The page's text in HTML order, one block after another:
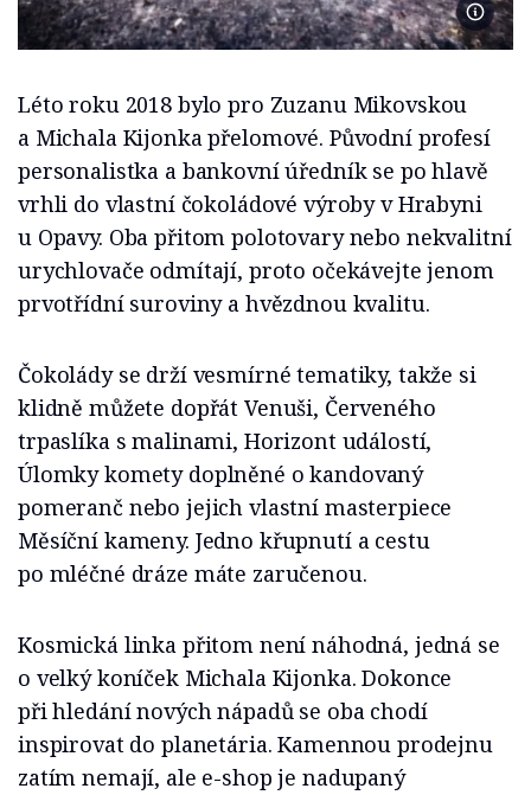
Foto
Léto roku 2018 bylo pro Zuzanu Mikovskou
a Michala Kijonka přelomové. Původní profesí
personalistka a bankovní úředník se po hlavě
vrhli do vlastní čokoládové výroby v Hrabyni
u Opavy. Oba přitom polotovary nebo nekvalitní
urychlovače odmítají, proto očekávejte jenom
prvotřídní suroviny a hvězdnou kvalitu.
Čokolády se drží vesmírné tematiky, takže si
klidně můžete dopřát Venuši, Červeného
trpaslíka s malinami, Horizont událostí,
Úlomky komety doplněné o kandovaný
pomeranč nebo jejich vlastní masterpiece
Měsíční kameny. Jedno křupnutí a cestu
po mléčné dráze máte zaručenou.
Kosmická linka přitom není náhodná, jedná se
o velký koníček Michala Kijonka. Dokonce
při hledání nových nápadů se oba chodí
inspirovat do planetária. Kamennou prodejnu
zatím nemají, ale e-shop je nadupaný